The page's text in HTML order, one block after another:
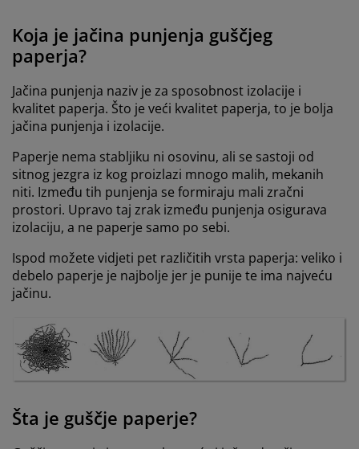
Koja je jačina punjenja guščjeg
paperja?
Jačina punjenja naziv je za sposobnost izolacije i
kvalitet paperja. Što je veći kvalitet paperja, to je bolja
jačina punjenja i izolacije.
Paperje nema stabljiku ni osovinu, ali se sastoji od
sitnog jezgra iz kog proizlazi mnogo malih, mekanih
niti. Između tih punjenja se formiraju mali zračni
prostori. Upravo taj zrak između punjenja osigurava
izolaciju, a ne paperje samo po sebi.
Ispod možete vidjeti pet različitih vrsta paperja: veliko i
debelo paperje je najbolje jer je punije te ima najveću
jačinu.
Šta je guščje paperje?